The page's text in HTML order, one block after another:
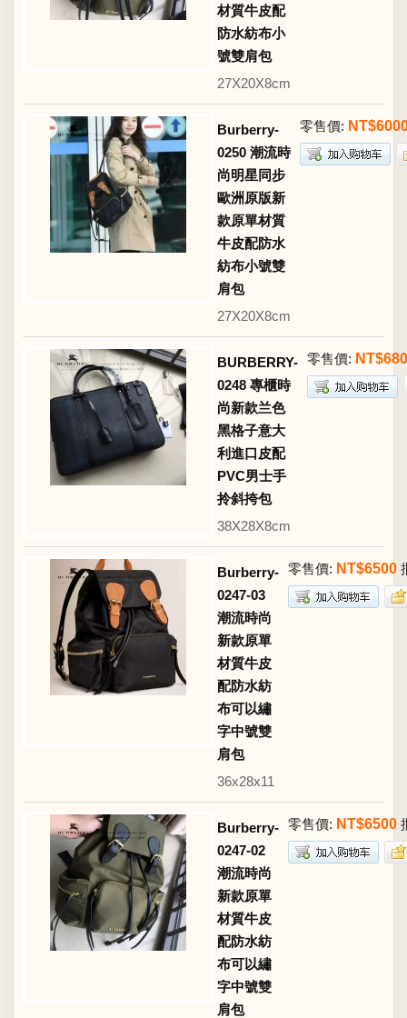
材質牛皮配
防水紡布小
號雙肩包
27X20X8cm
Burberry-
0250 潮流時
尚明星同步
歐洲原版新
款原單材質
牛皮配防水
紡布小號雙
肩包
27X20X8cm
零售價:
BURBERRY-
0248 專櫃時
尚新款兰色
黑格子意大
利進口皮配
PVC男士手
拎斜挎包
38X28X8cm
零售價:
Burberry-
0247-03
潮流時尚
新款原單
材質牛皮
配防水紡
布可以繡
字中號雙
肩包
36x28x11
零售價: NT$6500
Burberry-
0247-02
潮流時尚
新款原單
材質牛皮
配防水紡
布可以繡
字中號雙
肩包
零售價: NT$6500